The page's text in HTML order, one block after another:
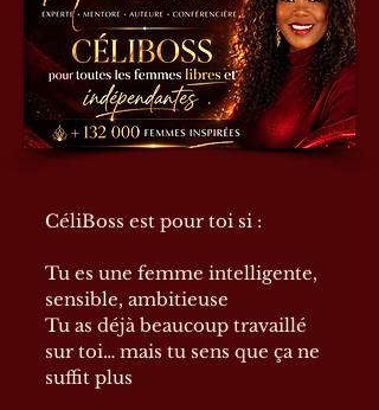
CéliBoss est pour toi si :
Tu es une femme intelligente,
sensible, ambitieuse
Tu as déjà beaucoup travaillé
sur toi… mais tu sens que ça ne
suffit plus